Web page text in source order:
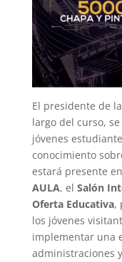
El presidente de
largo del curso,
jóvenes
conocimiento
estará presente
AULA, el Salón
Oferta Educativa,
los jóvenes
implementar una
administraciones